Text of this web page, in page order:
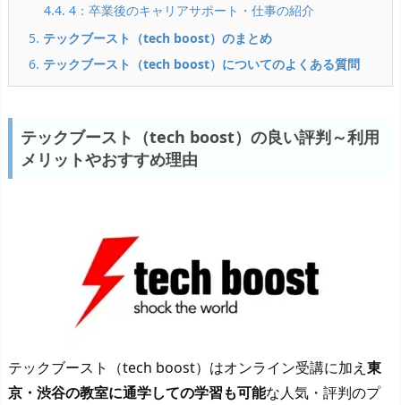
4.4. 4：卒業後のキャリアサポート・仕事の紹介
5. テックブースト（tech boost）のまとめ
6. テックブースト（tech boost）についてのよくある質問
テックブースト（tech boost）の良い評判～利用
メリットやおすすめ理由
テックブースト（tech boost）はオンライン受講に加え 東
京・渋谷の教室に通学しての学習も可能な人気・評判のプ